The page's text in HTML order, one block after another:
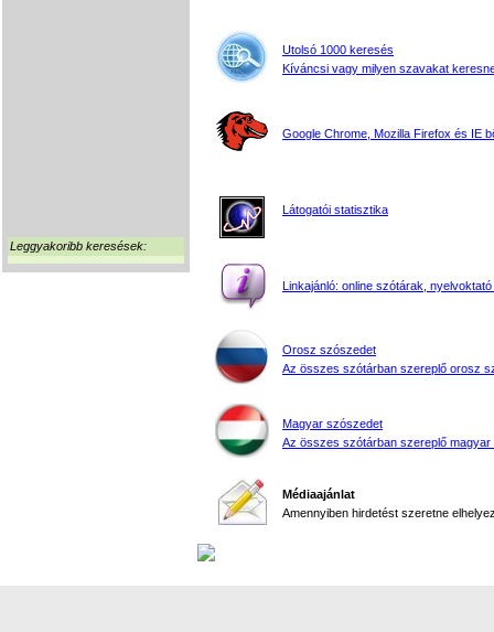
Leggyakoribb keresések:
Utolsó 1000 keresés
Kíváncsi vagy milyen szavakat
Google Chrome, Mozilla Firefox és IE
Látogatói statisztika
Linkajánló: online szótárak, nyelvoktató
Orosz szószedet
Az összes szótárban szereplő orosz
Magyar szószedet
Az összes szótárban szereplő magyar
Médiaajánlat
Amennyiben hirdetést szeretne